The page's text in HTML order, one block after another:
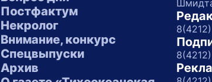
Постфактум
Некролог
Внимание, конкурс
Спецвыпуски
Архив